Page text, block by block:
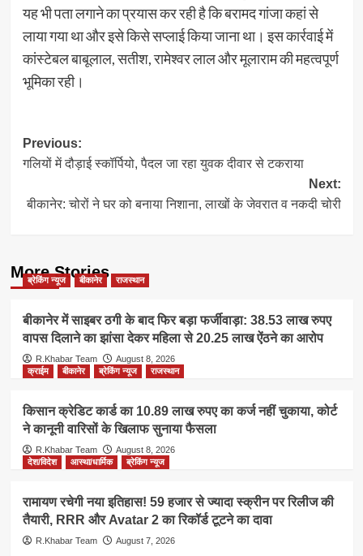
यह भी पता लगाने का प्रयास कर रही है कि बरामद गांजा कहां से
लाया गया था और इसे किसे सप्लाई किया जाना था। इस कार्रवाई में
कांस्टेबल बाबूलाल, सतीश, रामेश्वर लाल और मूलाराम की महत्वपूर्ण
भूमिका रही।
Post
navigation
Previous:
गलियों में दौड़ाई स्कॉर्पियो, पैदल जा रहा युवक दीवार से टकराया
Next:
बीकानेर: चोरों ने घर को बनाया निशाना, लाखों के जेवरात व नकदी चोरी
More Stories
ब्रेकिंग न्यूज बीकानेर राजस्थान
बीकानेर में साइबर ठगी के बाद फिर बड़ा फर्जीवाड़ा: 38.53 लाख रुपए
वापस दिलाने का झांसा देकर महिला से 20.25 लाख ऐंठने का आरोप
R.Khabar Team
August 8, 2026
क्राईम
बीकानेर ब्रेकिंग न्यूज राजस्थान
किसान क्रेडिट कार्ड का 10.89 लाख रुपए का कर्ज नहीं चुकाया, कोर्ट
ने कानूनी वारिसों के खिलाफ सुनाया फैसला
R.Khabar Team
August 8, 2026
देश/विदेश
आस्था/धार्मिक ब्रेकिंग न्यूज
रामायण रचेगी नया इतिहास! 59 हजार से ज्यादा स्क्रीन पर रिलीज की
तैयारी, RRR और Avatar 2 का रिकॉर्ड टूटने का दावा
R.Khabar Team August 7, 2026